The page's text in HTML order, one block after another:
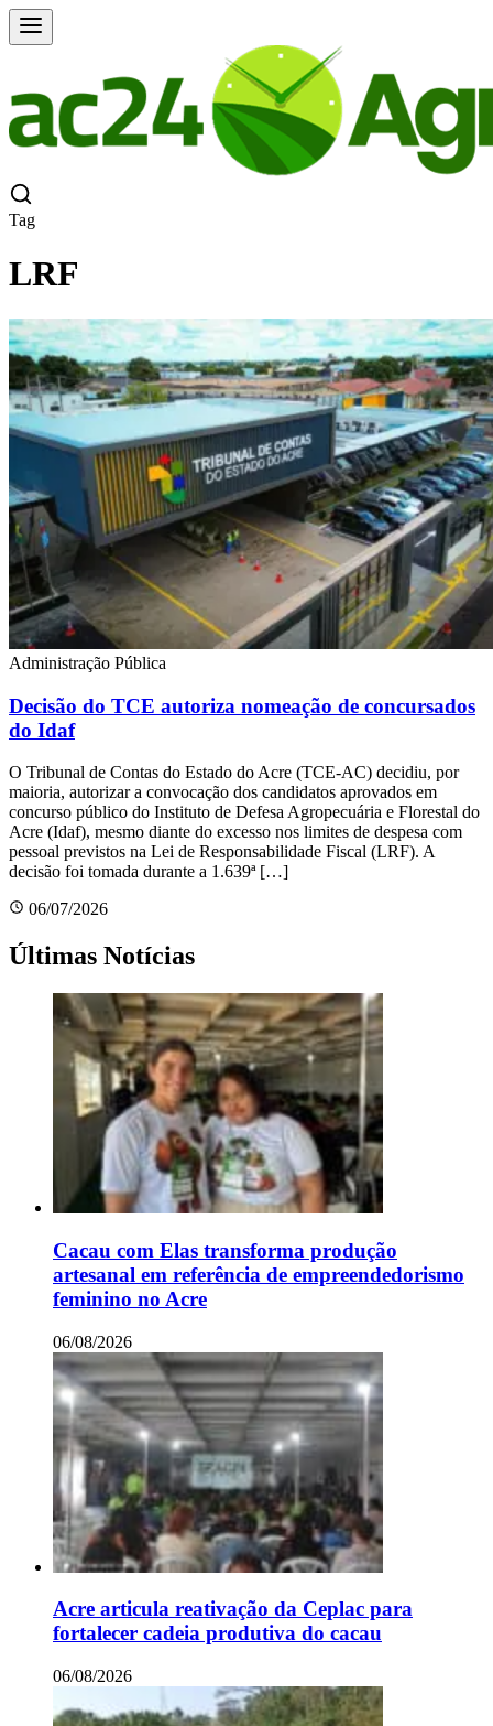
Tag
LRF
Administração Pública
Decisão do TCE autoriza nomeação de concursados
do Idaf
O Tribunal de Contas do Estado do Acre (TCE-AC) decidiu, por
maioria, autorizar a convocação dos candidatos aprovados em
concurso público do Instituto de Defesa Agropecuária e Florestal do
Acre (Idaf), mesmo diante do excesso nos limites de despesa com
pessoal previstos na Lei de Responsabilidade Fiscal (LRF). A
decisão foi tomada durante a 1.639ª […]
06/07/2026
Últimas Notícias
Cacau com Elas transforma produção
artesanal em referência de empreendedorismo
feminino no Acre
06/08/2026
Acre articula reativação da Ceplac para
fortalecer cadeia produtiva do cacau
06/08/2026